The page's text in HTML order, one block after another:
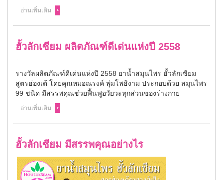
อ่านเพิ่มเติม
ฮั้วลักเซียม ผลิตภัณฑ์ดีเด่นแห่งปี 2558
รางวัลผลิตภัณฑ์ดีเด่นแห่งปี 2558 ยาน้ำสมุนไพร ฮั้วลักเซียม
สูตรฮ่องเต้ โดยคุณหมอณรงค์ พุ่มโพธิงาม ประกอบด้วย สมุนไพร
99 ชนิด มีสรรพคุณช่วยฟื้นฟูอวัยวะทุกส่วนของร่างกาย
อ่านเพิ่มเติม
ฮั้วลักเซียม มีสรรพคุณอย่างไร